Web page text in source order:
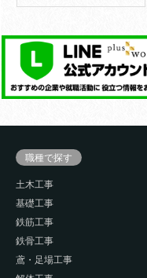
職種で探す
土木工事
基礎工事
鉄筋工事
鉄骨工事
鳶・足場工事